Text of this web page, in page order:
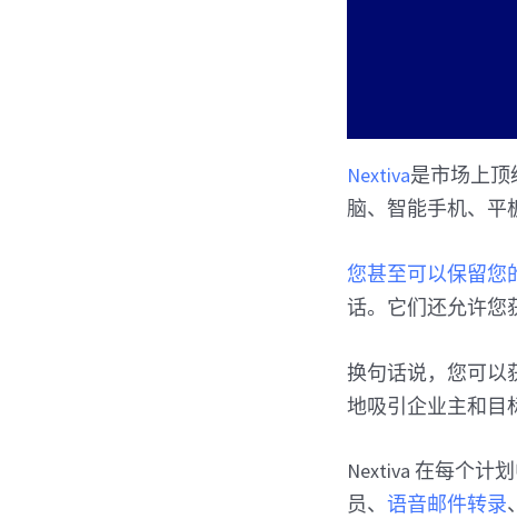
Nextiva是市场上
脑、智能手机、平
您甚至可以保留您
话。它们还允许您
换句话说，您可以
地吸引企业主和目
Nextiva 在每个计
员、语音邮件转录